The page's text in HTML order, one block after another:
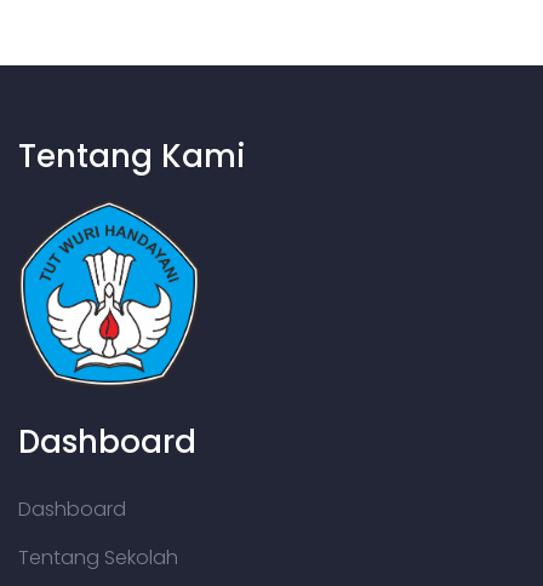
Tentang Kami
Dashboard
Dashboard
Tentang Sekolah